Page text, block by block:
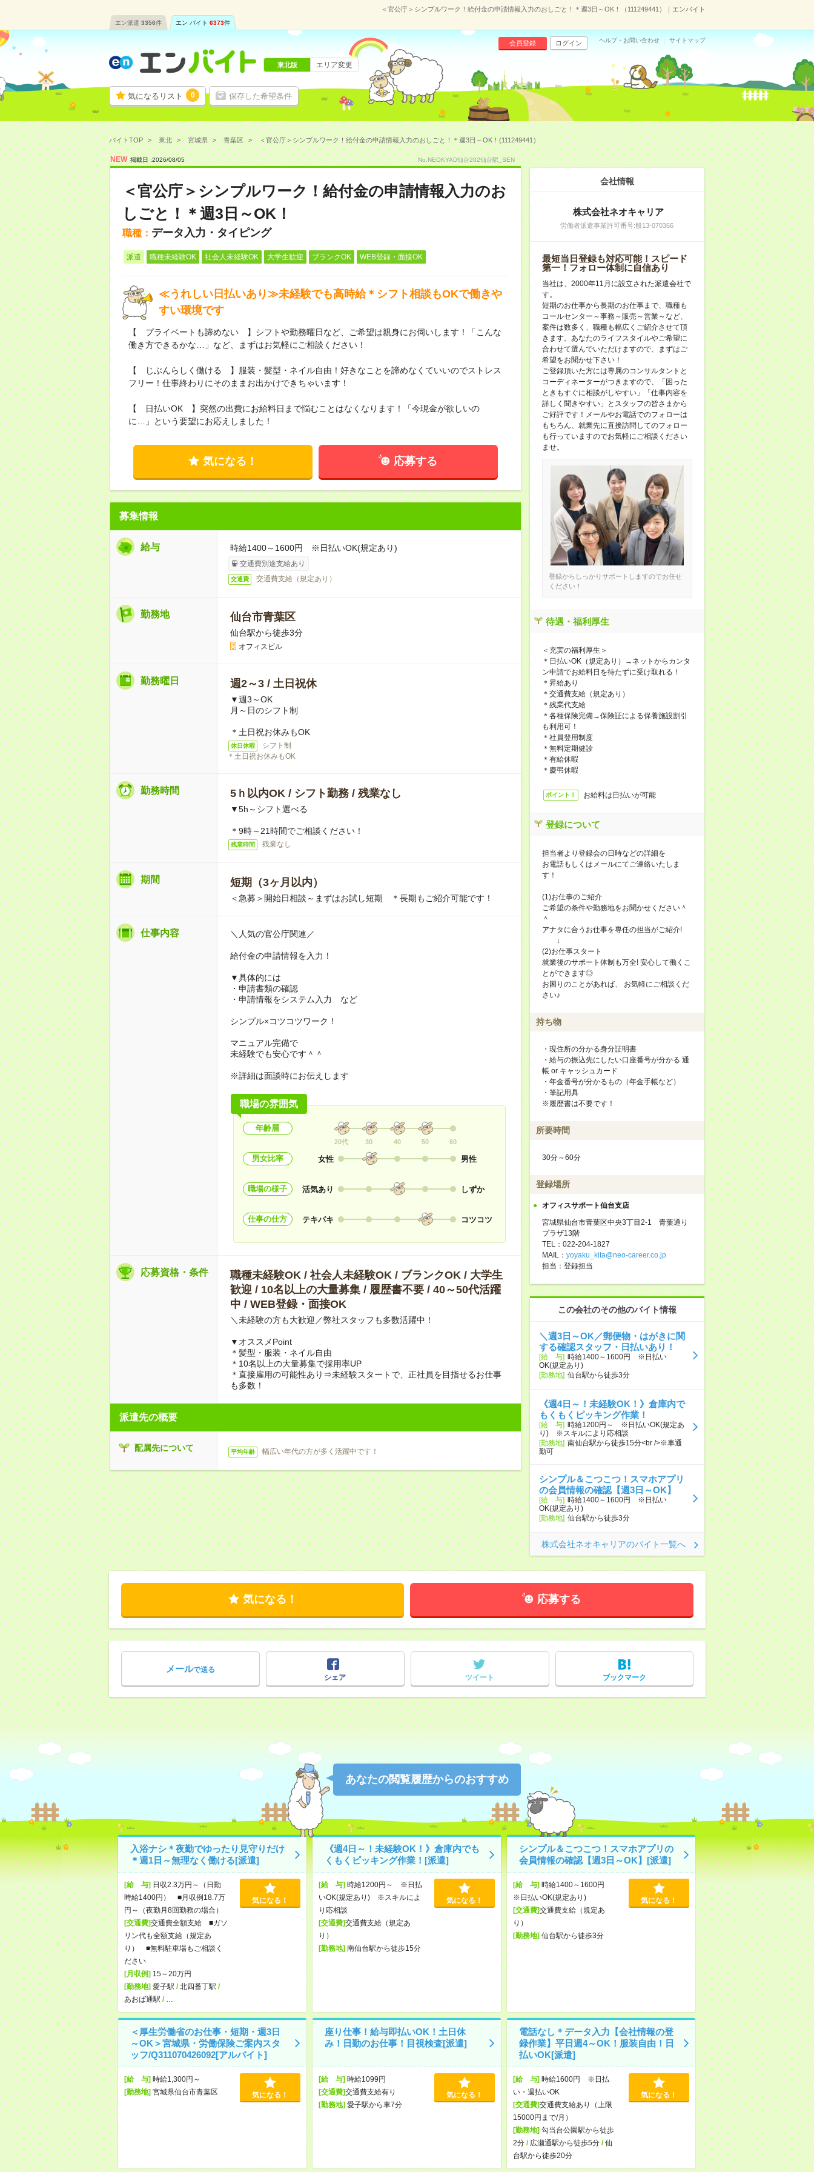
＜官公庁＞シンプルワーク！給付金の申請情報入力のおしごと！＊週3日～OK！（111249441）｜エンバイト
エン派遣 3356件 エン バイト 6373件
気になるリスト 0 保存した希望条件
会員登録 ログイン ヘルプ・お問い合わせ サイトマップ
東北版 エリア変更
バイトTOP 東北 宮城県 青葉区 ＜官公庁＞シンプルワーク！給付金の申請情報入力のおしごと！＊週3日～OK！(111249441）
NEW 掲載日 :2026/08/05 No.NEOKYAD仙台202仙台駅_SEN
＜官公庁＞シンプルワーク！給付金の申請情報入力のお
しごと！＊週3日～OK！
職種： データ入力・タイピング
派遣 職種未経験OK 社会人未経験OK 大学生歓迎 ブランクOK WEB登録・面接OK
≪うれしい日払いあり≫未経験でも高時給＊シフト相談もOKで働きや
すい環境です
【 プライベートも諦めない 】シフトや勤務曜日など、ご希望は親身にお伺いします！「こんな
働き方できるかな…」など、まずはお気軽にご相談ください！
【 じぶんらしく働ける 】服装・髪型・ネイル自由！好きなことを諦めなくていいのでストレス
フリー！仕事終わりにそのままお出かけできちゃいます！
【 日払いOK 】突然の出費にお給料日まで悩むことはなくなります！「今現金が欲しいの
に…」という要望にお応えしました！
気になる！ 応募する
募集情報
給与 時給1400～1600円 ※日払いOK(規定あり)
交通費別途支給あり
交通費 交通費支給（規定あり）
勤務地 仙台市青葉区
仙台駅から徒歩3分
オフィスビル
勤務曜日 週2～3 / 土日祝休
▼週3～OK
月～日のシフト制
＊土日祝お休みもOK
休日休暇
シフト制
＊土日祝お休みもOK
勤務時間 5ｈ以内OK / シフト勤務 / 残業なし
▼5h～シフト選べる
＊9時～21時間でご相談ください！
残業時間 残業なし
期間 短期（3ヶ月以内）
＜急募＞開始日相談～まずはお試し短期 ＊長期もご紹介可能です！
仕事内容 ＼人気の官公庁関連／
給付金の申請情報を入力！
▼具体的には
・申請書類の確認
・申請情報をシステム入力 など
シンプル×コツコツワーク！
マニュアル完備で
未経験でも安心です＾＾
※詳細は面談時にお伝えします
職場の雰囲気
年齢層
20代 30 40 50 60
男女比率 女性 男性
職場の様子 活気あり しずか
仕事の仕方 テキパキ コツコツ
応募資格・条件
職種未経験OK / 社会人未経験OK / ブランクOK / 大学生
歓迎 / 10名以上の大量募集 / 履歴書不要 / 40～50代活躍
中 / WEB登録・面接OK
＼未経験の方も大歓迎／弊社スタッフも多数活躍中！
▼オススメPoint
＊髪型・服装・ネイル自由
＊10名以上の大量募集で採用率UP
＊直接雇用の可能性あり⇒未経験スタートで、正社員を目指せるお仕事
も多数！
派遣先の概要
配属先について 平均年齢 幅広い年代の方が多く活躍中です！
会社情報
株式会社ネオキャリア
労働者派遣事業許可番号:般13-070366
最短当日登録も対応可能！スピード
第一！フォロー体制に自信あり
当社は、2000年11月に設立された派遣会社で
す。
短期のお仕事から長期のお仕事まで、職種も
コールセンター～事務～販売～営業～など、
案件は数多く、職種も幅広くご紹介させて頂
きます。あなたのライフスタイルやご希望に
合わせて選んでいただけますので、まずはご
希望をお聞かせ下さい！
ご登録頂いた方には専属のコンサルタントと
コーディネーターがつきますので、「困った
ときもすぐに相談がしやすい」「仕事内容を
詳しく聞きやすい」とスタッフの皆さまから
ご好評です！メールやお電話でのフォローは
もちろん、就業先に直接訪問してのフォロー
も行っていますのでお気軽にご相談ください
ませ。
登録からしっかりサポートしますのでお任せ
ください！
待遇・福利厚生
＜充実の福利厚生＞
＊日払いOK（規定あり）→ネットからカンタ
ン申請でお給料日を待たずに受け取れる！
＊昇給あり
＊交通費支給（規定あり）
＊残業代支給
＊各種保険完備→保険証による保養施設割引
も利用可！
＊社員登用制度
＊無料定期健診
＊有給休暇
＊慶弔休暇
ポイント！ お給料は日払いが可能
登録について
担当者より登録会の日時などの詳細を
お電話もしくはメールにてご連絡いたしま
す！
(1)お仕事のご紹介
ご希望の条件や勤務地をお聞かせください＾
＾
アナタに合うお仕事を専任の担当がご紹介!
↓
(2)お仕事スタート
就業後のサポート体制も万全! 安心して働くこ
とができます◎
お困りのことがあれば、 お気軽にご相談くだ
さい♪
持ち物
・現住所の分かる身分証明書
・給与の振込先にしたい口座番号が分かる 通
帳 or キャッシュカード
・年金番号が分かるもの（年金手帳など）
・筆記用具
※履歴書は不要です！
所要時間
30分～60分
登録場所
オフィスサポート仙台支店
宮城県仙台市青葉区中央3丁目2-1 青葉通り
プラザ13階
TEL：022-204-1827
MAIL： yoyaku_kita@neo-career.co.jp
担当：登録担当
この会社のその他のバイト情報
＼週3日～OK／郵便物・はがきに関
する確認スタッフ・日払いあり！
[給 与] 時給1400～1600円 ※日払い
OK(規定あり)
[勤務地] 仙台駅から徒歩3分
《週4日～！未経験OK！》倉庫内で
もくもくピッキング作業！
[給 与] 時給1200円～ ※日払いOK(規定あ
り) ※スキルにより応相談
[勤務地] 南仙台駅から徒歩15分<br />※車通
勤可
シンプル＆こつこつ！スマホアプリ
の会員情報の確認【週3日～OK】
[給 与] 時給1400～1600円 ※日払い
OK(規定あり)
[勤務地] 仙台駅から徒歩3分
株式会社ネオキャリアのバイト一覧へ
気になる！ 応募する
メールで送る
シェア
ツイート ブックマーク
あなたの閲覧履歴からのおすすめ
入浴ナシ＊夜勤でゆったり見守りだけ
＊週1日～無理なく働ける[派遣]
[給 与]日収2.3万円～（日勤
時給1400円） ■月収例18.7万
円～（夜勤月8回勤務の場合）
[交通費]交通費全額支給 ■ガソ
リン代も全額支給（規定あ
り） ■無料駐車場もご相談く
ださい
[月収例]15～20万円
[勤務地]愛子駅 /北四番丁駅 /
あおば通駅 /
気になる！
《週4日～！未経験OK！》倉庫内でも
くもくピッキング作業！[派遣]
[給 与]時給1200円～ ※日払
いOK(規定あり) ※スキルによ
り応相談
[交通費]交通費支給（規定あ
り）
[勤務地]南仙台駅から徒歩15分
気になる！
シンプル＆こつこつ！スマホアプリの
会員情報の確認【週3日～OK】[派遣]
[給 与]時給1400～1600円
※日払いOK(規定あり)
[交通費]交通費支給（規定あ
り）
[勤務地]仙台駅から徒歩3分
気になる！
＜厚生労働省のお仕事・短期・週3日
～OK＞宮城県・労働保険ご案内スタ
ッフ/Q311070426092[アルバイト]
[給 与]時給1,300円～
[勤務地]宮城県仙台市青葉区 気になる！
座り仕事！給与即払いOK！土日休
み！日勤のお仕事！目視検査[派遣]
[給 与]時給1099円
[交通費]交通費支給有り
[勤務地]愛子駅から車7分
気になる！
電話なし＊データ入力【会社情報の登
録作業】平日週4～OK！服装自由！日
払いOK[派遣]
[給 与]時給1600円 ※日払
い・週払いOK
[交通費]交通費支給あり（上限
15000円まで/月）
[勤務地]勾当台公園駅から徒歩
2分/ 広瀬通駅から徒歩5分/仙
台駅から徒歩20分
気になる！